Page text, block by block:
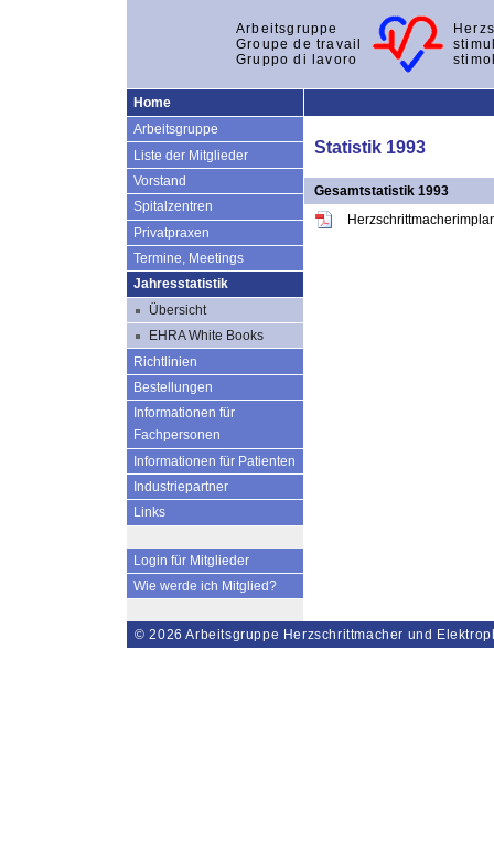
Arbeitsgruppe
Groupe de travail
Gruppo di lavoro
Home
Arbeitsgruppe
Liste der Mitglieder
Vorstand
Spitalzentren
Privatpraxen
Termine, Meetings
Jahresstatistik
Übersicht
EHRA White Books
Richtlinien
Bestellungen
Informationen für
Fachpersonen
Informationen für Patienten
Industriepartner
Links
Login für Mitglieder
Wie werde ich Mitglied?
Statistik 1993
Gesamtstatistik 1993
© 2026 Arbeitsgruppe Herzschrittmacher und